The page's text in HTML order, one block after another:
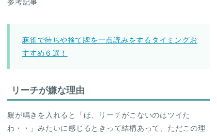
麻雀で待ちや捨て牌を一点読みをするタイミングお
すすめ６選！
リーチが嫌な理由
親が鳴きを入れると「ほ、リーチがこないのはツイた
わ・・」みたいに感じるときって結構あって、ただこの理